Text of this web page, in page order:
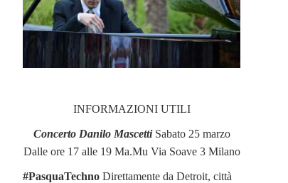
INFORMAZIONI UTILI
Concerto Danilo MascettiSabato 25 marzo
Dalle ore 17 alle 19 Ma.Mu Via Soave 3 Milano
#PasquaTechno Direttamente da Detroit, città